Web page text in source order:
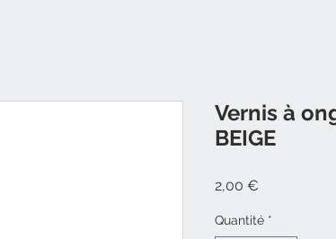
Vernis à
BEIGE
2,00 €
Quantité *